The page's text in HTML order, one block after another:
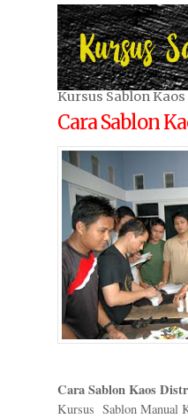
Kursus Sablon
Cara Sablon
Cara Sablon Kaos
Kursus Sablon Manual